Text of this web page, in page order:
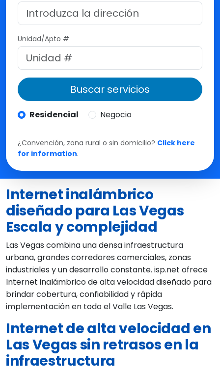
Unidad/Apto #
Buscar servicios
Residencial Negocio
¿Convención, zona rural o sin domicilio? Click here
for information.
Internet inalámbrico
diseñado para Las Vegas
Escala y complejidad
Las Vegas combina una densa infraestructura
urbana, grandes corredores comerciales, zonas
industriales y un desarrollo constante. isp.net ofrece
Internet inalámbrico de alta velocidad diseñado para
brindar cobertura, confiabilidad y rápida
implementación en todo el Valle Las Vegas.
Internet de alta velocidad en
Las Vegas sin retrasos en la
infraestructura